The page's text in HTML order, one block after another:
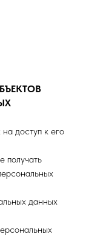
доступ к его
получать
данных